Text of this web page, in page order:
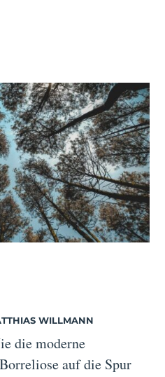
WILLMANN
die moderne
auf die Spur